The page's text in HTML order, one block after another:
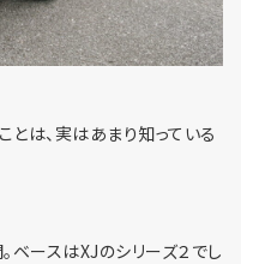
とは、実はあまり知っている
ベースはXJのシリーズ２でし